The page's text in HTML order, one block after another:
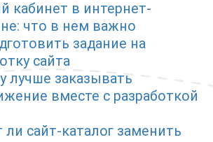
кабинет в интернет-
что в нем важно
задание на
сайта
лучше заказывать
вместе с разработкой
сайт-каталог заменить